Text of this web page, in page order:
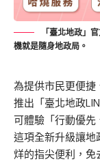
「臺北地政」
機就是隨身地政局。
為提供市民更便捷
推出「臺北地政
可體驗「行動優先
這項全新升級讓地
烊的指尖便利，免